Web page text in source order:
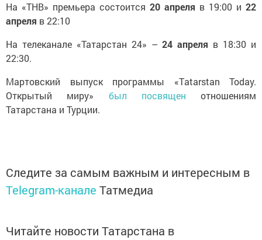
На «ТНВ» премьера состоится 20 апреля в 19:00 и 22
апреля в 22:10
На телеканале «Татарстан 24» –24 апреля в 18:30 и
22:30.
Мартовский выпуск программы «Тatarstan Today.
Открытый миру» был посвящен отношениям
Татарстана и Турции.
Следите за самым важным и интересным в
Telegram-канале Татмедиа
Читайте новости Татарстана в